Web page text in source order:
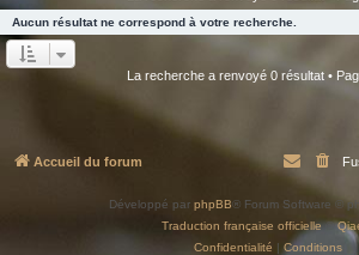
Aucun résultat ne correspond à votre recherche.
La recherche a renvoyé 0 résultat •
Accueil du forum
Développé par phpBB® Forum Software ©
Traduction française officielle©
Confidentialité | Conditions